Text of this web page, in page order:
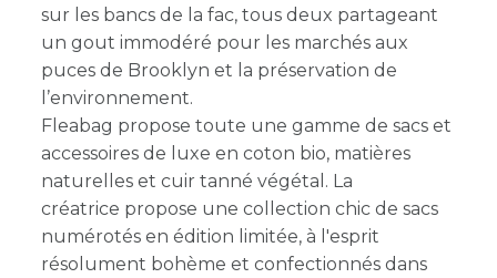
sur les bancs de la fac, tous deux partageant
un gout immodéré pour les marchés aux
puces de Brooklyn et la préservation de
l’environnement.
Fleabag propose toute une gamme de sacs et
accessoires de luxe en coton bio, matières
naturelles et cuir tanné végétal. La
créatrice propose une collection chic de sacs
numérotés en édition limitée, à l'esprit
résolument bohème et confectionnés dans